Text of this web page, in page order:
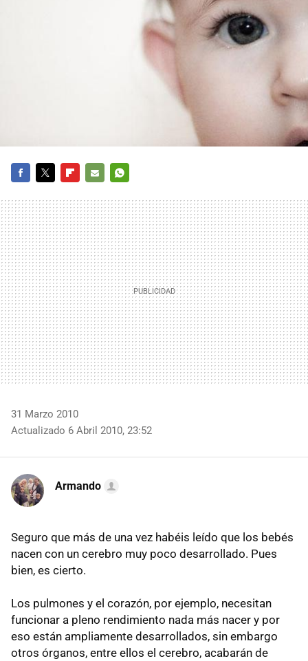
MAIL
31 Marzo 2010
Actualizado 6 Abril 2010, 23:52
Armando
Seguro que más de una vez habéis leído que los bebés
nacen con un cerebro muy poco desarrollado. Pues
bien, es cierto.
Los pulmones y el corazón, por ejemplo, necesitan
funcionar a pleno rendimiento nada más nacer y por
eso están ampliamente desarrollados, sin embargo
otros órganos, entre ellos el cerebro, acabarán de